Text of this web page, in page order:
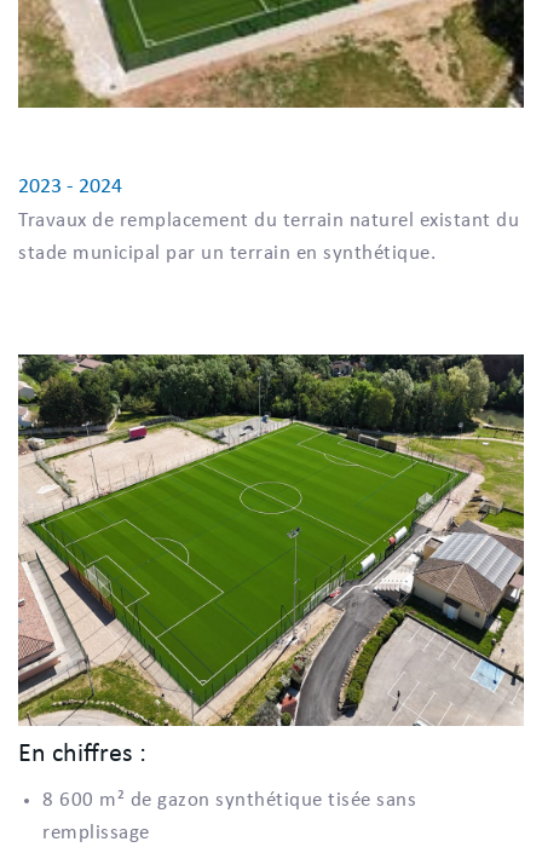
2023 - 2024
Travaux de remplacement du terrain naturel existant du
stade municipal par un terrain en synthétique.
En chiffres :
8 600 m² de gazon synthétique tisée sans
remplissage